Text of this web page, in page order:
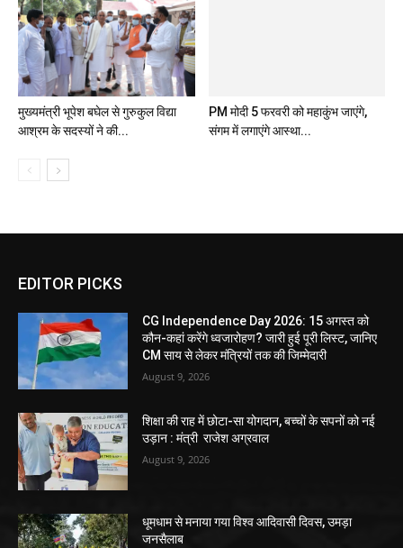
मुख्यमंत्री भूपेश बघेल से गुरुकुल विद्या
आश्रम के सदस्यों ने की...
EDITOR PICKS
CG Independence Day 2026: 15 अगस्त को
कौन-कहां करेंगे ध्वजारोहण? जारी हुई पूरी लिस्ट, जानिए
CM साय से लेकर मंत्रियों तक की जिम्मेदारी
August 9, 2026
शिक्षा की राह में छोटा-सा योगदान, बच्चों के सपनों को नई
उड़ान : मंत्री राजेश अग्रवाल
August 9, 2026
धूमधाम से मनाया गया विश्व आदिवासी दिवस, उमड़ा
जनसैलाब